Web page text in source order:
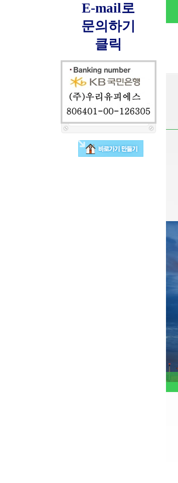
E-mail로
문의하기
클릭